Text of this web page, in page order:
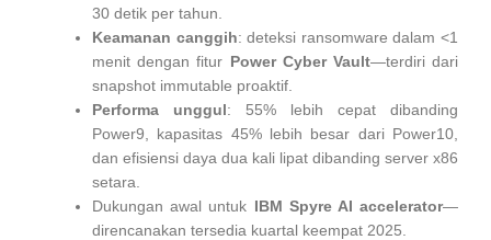
30 detik per tahun.
Keamanan canggih: deteksi ransomware dalam <1
menit dengan fitur Power Cyber Vault—terdiri dari
snapshot immutable proaktif.
Performa unggul: 55% lebih cepat dibanding
Power9, kapasitas 45% lebih besar dari Power10,
dan efisiensi daya dua kali lipat dibanding server x86
setara.
Dukungan awal untuk IBM Spyre AI accelerator—
direncanakan tersedia kuartal keempat 2025.